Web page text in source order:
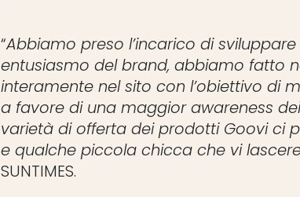
“Abbiamo preso l’incarico di
entusiasmo del brand, abbiamo fatto
interamente nel sito con l’obiettivo di
a favore di una maggior awareness
varietà di offerta dei prodotti Goovi ci
e qualche piccola chicca che vi
SUNTIMES.